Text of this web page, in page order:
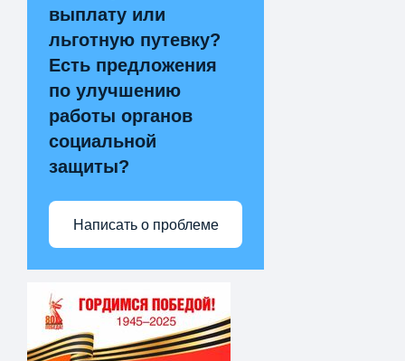
выплату или
льготную путевку?
Есть предложения
по улучшению
работы органов
социальной
защиты?
Написать о проблеме